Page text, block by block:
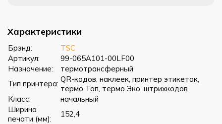
Характеристики
Брэнд:
TSC
Артикул:
99-065A101-00LF00
Назначение:
термотрансферный
Тип принтера: QR-кодов, наклеек, принтер этикеток,
термо Топ, термо Эко, штрихкодов
Класс:
начальный
Ширина
печати (мм):
152,4